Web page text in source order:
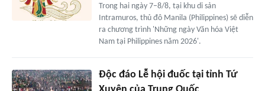
Trong hai ngày 7–8/8, tại khu di sản
Intramuros, thủ đô Manila (Philippines) sẽ diễn
ra chương trình 'Những ngày Văn hóa Việt
Nam tại Philippines năm 2026'.
Độc đáo Lễ hội đuốc tại tỉnh Tứ